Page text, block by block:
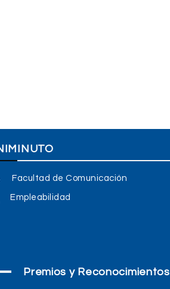
Facultad de Comunicación
Empleabilidad
Premios y Reconocimientos